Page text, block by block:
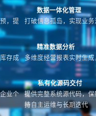
，提
数据一体化管理
打破信息孤岛，实现业
存成
精准数据分析
多维度经营报表实时生
业个
私有化源码交付
提供完整系统源代码，
持自主运维与长期迭代